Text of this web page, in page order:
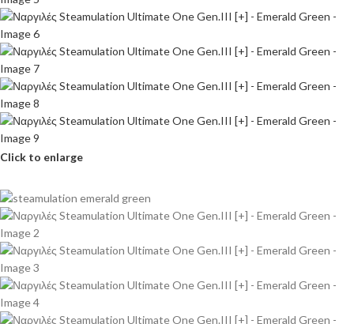
Click to enlarge